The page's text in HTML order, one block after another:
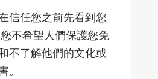
信任您之前先看到您
不希望人們保護您免
不了解他們的文化或
。